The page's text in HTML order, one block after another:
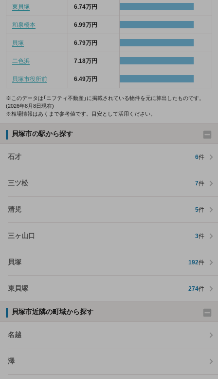
東貝塚 6.74万円
和泉橋本 6.99万円
貝塚 6.79万円
二色浜 7.18万円
貝塚市役所前 6.49万円
※このデータは「ニフティ不動産」に掲載されている物件を元に算出したものです。
(2026年8月8日現在)
※相場情報はあくまで参考値です。目安として活用ください。
貝塚市の駅から探す
石才 6件
三ツ松 7件
清児 5件
三ヶ山口 3件
貝塚 192件
東貝塚 274件
貝塚市近隣の町域から探す
名越
澤